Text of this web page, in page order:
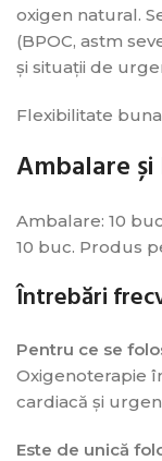
oxigen natural.
(BPOC, astm
și situații de
Flexibilitate
Ambalare
Ambalare: 10
10 buc. Produs
Întrebări
Pentru ce se
Oxigenoterapie
cardiacă și
Este de unică